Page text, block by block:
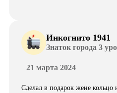
Инкогнито 1941
Знаток города 3
21 марта 2024
Сделал в подарок жене кольцо